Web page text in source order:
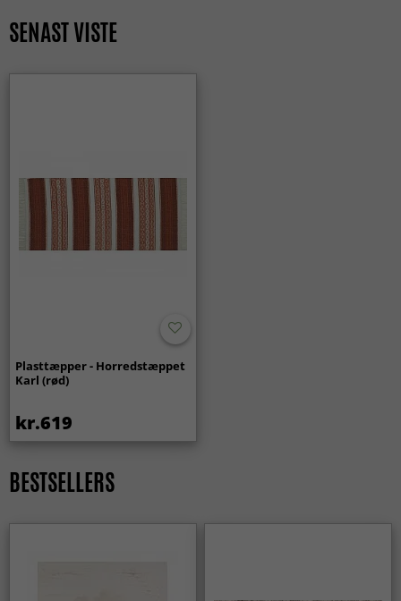
Rektangulære Tæpper
SENAST VISTE
Plasttæpper - Horredstæppet
Karl (rød)
kr.619
BESTSELLERS